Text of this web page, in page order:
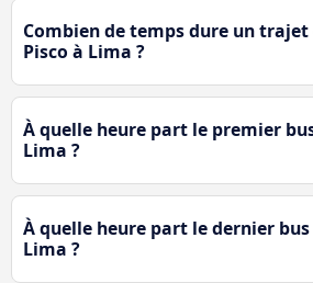
Combien de temps dure un trajet
Pisco à Lima ?
À quelle heure part le premier
Lima ?
À quelle heure part le dernier bus
Lima ?